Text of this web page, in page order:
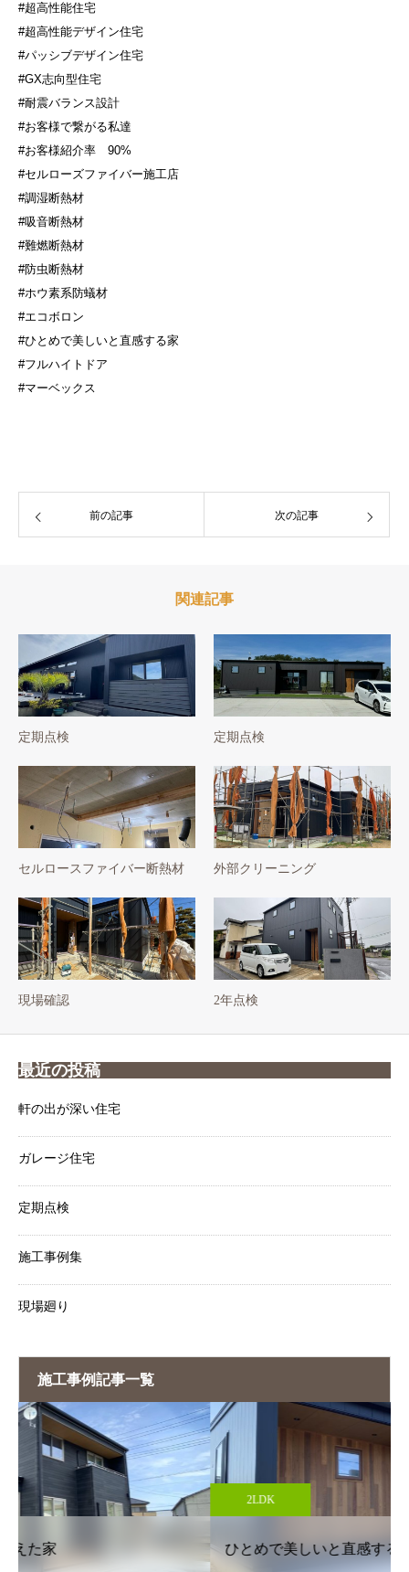
#超高性能住宅
#超高性能デザイン住宅
#パッシブデザイン住宅
#GX志向型住宅
#耐震バランス設計
#お客様で繋がる私達
#お客様紹介率 90%
#セルローズファイバー施工店
#調湿断熱材
#吸音断熱材
#難燃断熱材
#防虫断熱材
#ホウ素系防蟻材
#エコボロン
#ひとめで美しいと直感する家
#フルハイトドア
#マーベックス
前の記事 次の記事
関連記事
定期点検 定期点検
セルロースファイバー断熱材 外部クリーニング
現場確認 2年点検
最近の投稿
軒の出が深い住宅
ガレージ住宅
定期点検
施工事例集
現場廻り
施工事例記事一覧
2LDK
ひとめで美しいと直感する家